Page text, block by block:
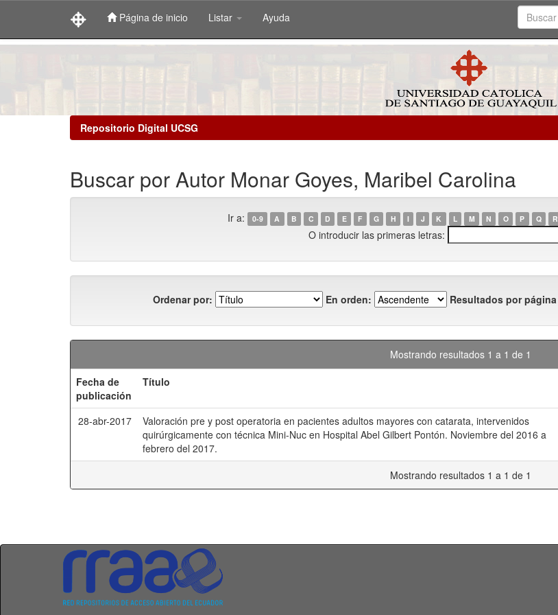
Página de inicio Listar Ayuda
Repositorio Digital UCSG
Buscar por Autor Monar Goyes, Maribel Carolina
Ir a: 0-9 A B C D E F G H I J K L M N O P Q R
O introducir las primeras letras:
Ordenar por: En orden: Resultados por página
Mostrando resultados 1 a 1 de 1
Fecha de
publicación
Título
28-abr-2017
Valoración pre y post operatoria en pacientes adultos mayores con catarata, intervenidos
quirúrgicamente con técnica Mini-Nuc en Hospital Abel Gilbert Pontón. Noviembre del 2016 a
febrero del 2017.
Mostrando resultados 1 a 1 de 1